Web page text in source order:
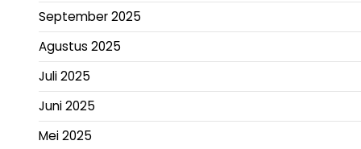
September 2025
Agustus 2025
Juli 2025
Juni 2025
Mei 2025